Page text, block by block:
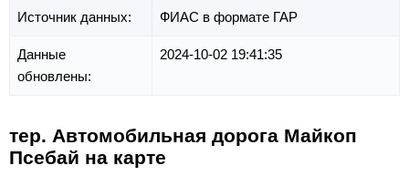
Источник данных: ФИАС в формате ГАР
Данные
обновлены:
2024-10-02 19:41:35
тер. Автомобильная дорога Майкоп
Псебай на карте